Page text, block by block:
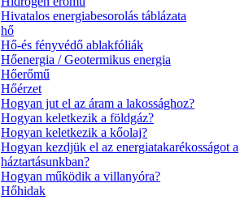
Hivatalos energiabesorolás táblázata
hő
Hő-és fényvédő ablakfóliák
Hőenergia / Geotermikus energia
Hőerőmű
Hőérzet
Hogyan jut el az áram a lakossághoz?
Hogyan keletkezik a földgáz?
Hogyan keletkezik a kőolaj?
Hogyan kezdjük el az energiatakarékosságot a
háztartásunkban?
Hogyan működik a villanyóra?
Hőhidak